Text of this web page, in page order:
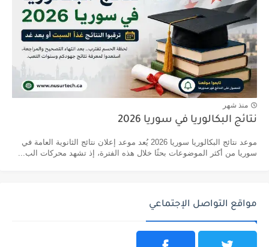
منذ شهر
نتائج البكالوريا في سوريا 2026
موعد نتائج البكالوريا سوريا 2026 يُعد موعد إعلان نتائج الثانوية العامة في
سوريا من أكثر الموضوعات بحثًا خلال هذه الفترة، إذ تشهد محركات الب...
مواقع التواصل الإجتماعي